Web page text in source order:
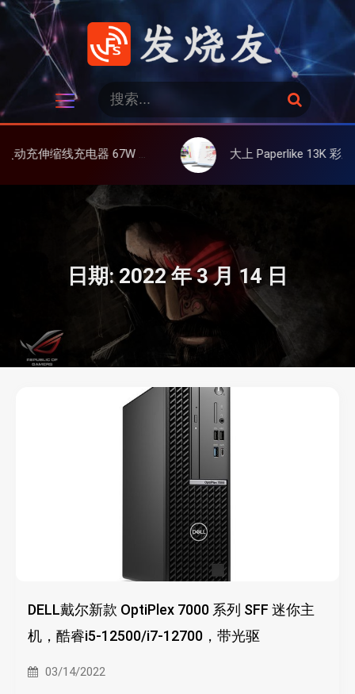
跳
发烧友
：
搜
索
耐用可伸缩线、氮化镓、3C多设备同时充 大上 Paperlike 13K 彩屏版显示屏，13.3英寸
日期:2022 年 3 月 14 日
DELL戴尔新款 OptiPlex 7000 系列 SFF 迷你主
机，酷睿i5-12500/i7-12700，带光驱
03/14/2022